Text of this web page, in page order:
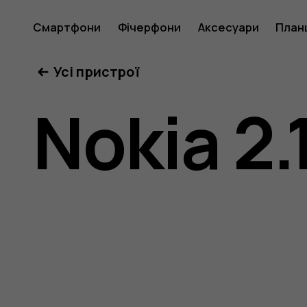
Nokia
Смартфони Фічерфони Аксесуари
Усі пристрої
Nokia